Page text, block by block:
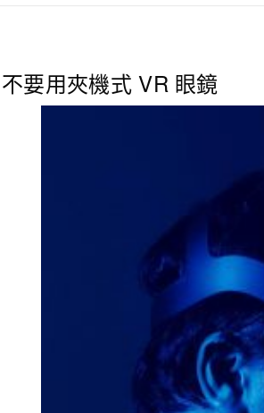
要用夾機式 VR 眼鏡